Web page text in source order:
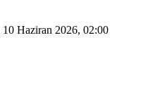
10 Haziran 2026, 02:00